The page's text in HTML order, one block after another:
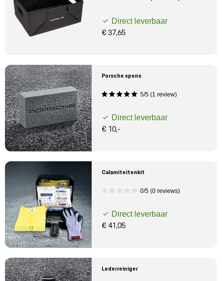
Direct leverbaar
€ 37,65
Porsche spons
5/5 (1 review)
Direct leverbaar
€ 10,-
Calamiteitenkit
0/5 (0 reviews)
Direct leverbaar
€ 41,05
Lederreiniger